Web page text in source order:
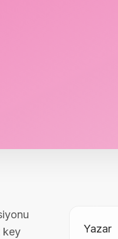
key
Yazar